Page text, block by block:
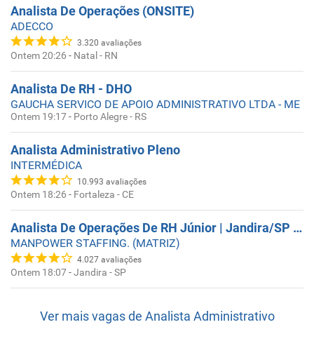
Analista De Operações (ONSITE)
ADECCO
3.320 avaliações
Ontem 20:26 - Natal - RN
Analista De RH - DHO
GAUCHA SERVICO DE APOIO ADMINISTRATIVO LTDA - ME
Ontem 19:17- Porto Alegre - RS
Analista Administrativo Pleno
INTERMÉDICA
10.993 avaliações
Ontem 18:26 - Fortaleza - CE
Analista De Operações De RH Júnior | Jandira/SP | T2
MANPOWER STAFFING. (MATRIZ)
4.027 avaliações
Ontem 18:07-Jandira - SP
Ver mais vagas de Analista Administrativo